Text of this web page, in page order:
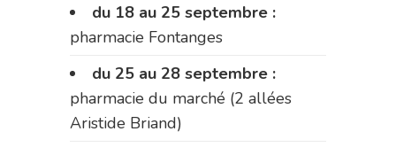
du 18 au 25 septembre :
pharmacie Fontanges
du 25 au 28 septembre :
pharmacie du marché (2 allées
Aristide Briand)